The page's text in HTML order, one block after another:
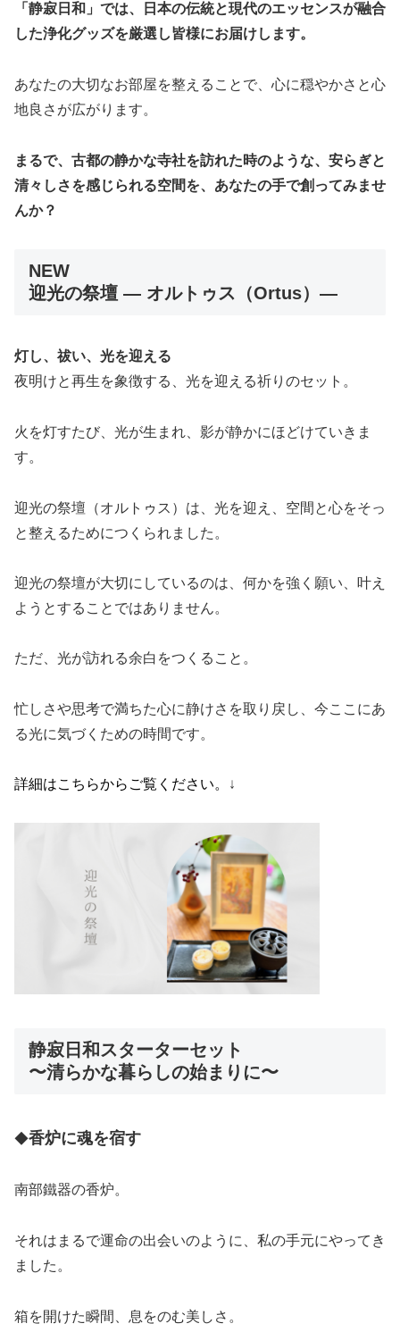
「静寂日和」では、日本の伝統と現代のエッセンスが融合
した浄化グッズを厳選し皆様にお届けします。
あなたの大切なお部屋を整えることで、心に穏やかさと心
地良さが広がります。
まるで、古都の静かな寺社を訪れた時のような、安らぎと
清々しさを感じられる空間を、あなたの手で創ってみませ
んか？
NEW
迎光の祭壇 — オルトゥス（Ortus）—
灯し、祓い、光を迎える
夜明けと再生を象徴する、光を迎える祈りのセット。
火を灯すたび、光が生まれ、影が静かにほどけていきま
す。
迎光の祭壇（オルトゥス）は、光を迎え、空間と心をそっ
と整えるためにつくられました。
迎光の祭壇が大切にしているのは、何かを強く願い、叶え
ようとすることではありません。
ただ、光が訪れる余白をつくること。
忙しさや思考で満ちた心に静けさを取り戻し、今ここにあ
る光に気づくための時間です。
詳細はこちらからご覧ください。 ↓
静寂日和スターターセット
〜清らかな暮らしの始まりに〜
◆香炉に魂を宿す
南部鐵器の香炉。
それはまるで運命の出会いのように、私の手元にやってき
ました。
箱を開けた瞬間、息をのむ美しさ。